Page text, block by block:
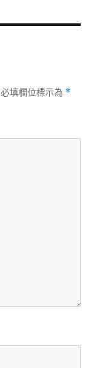
必填欄位標示為 *